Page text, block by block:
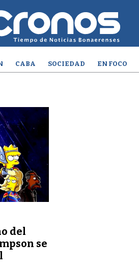
CABA SOCIEDAD EN FOCO
del
se